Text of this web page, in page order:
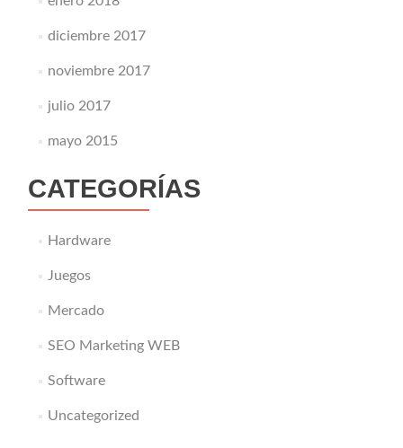
diciembre 2017
noviembre 2017
julio 2017
mayo 2015
CATEGORÍAS
Hardware
Juegos
Mercado
SEO Marketing WEB
Software
Uncategorized